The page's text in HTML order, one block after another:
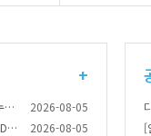
+
2026-08-05
해상 방제작업자 안전 확보를 위한 친환경 선박 연료 누출 감지용 간이 센서 개발
2026-08-05
소규모 수용가 대상 수요자원(국민DR, EE) 통합관리(IDSM) 기술 개발 및 실증
[